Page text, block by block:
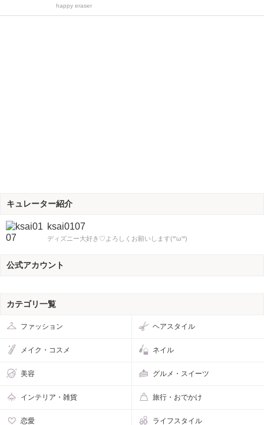
happy eraser
キュレーター紹介
ksai0107
ディズニー大好き♡よろしくお願いします(*'ω'*)
公式アカウント
カテゴリ一覧
ファッション ヘアスタイル
メイク・コスメ ネイル
美容 グルメ・スイーツ
インテリア・雑貨 旅行・おでかけ
恋愛 ライフスタイル